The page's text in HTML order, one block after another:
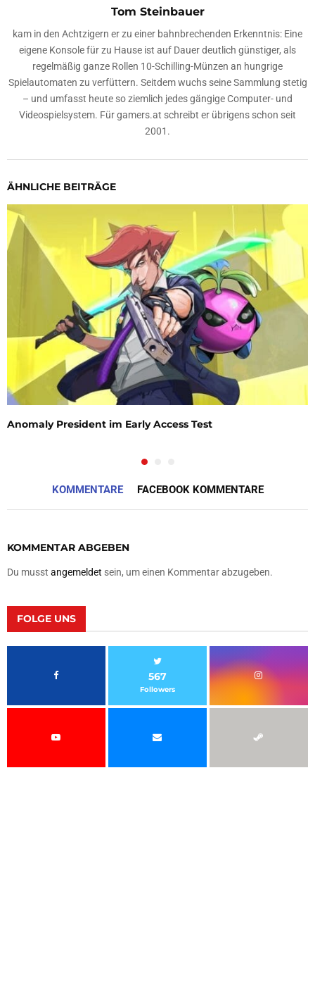
Tom Steinbauer
kam in den Achtzigern er zu einer bahnbrechenden Erkenntnis: Eine
eigene Konsole für zu Hause ist auf Dauer deutlich günstiger, als
regelmäßig ganze Rollen 10-Schilling-Münzen an hungrige
Spielautomaten zu verfüttern. Seitdem wuchs seine Sammlung stetig
– und umfasst heute so ziemlich jedes gängige Computer- und
Videospielsystem. Für gamers.at schreibt er übrigens schon seit
2001.
ÄHNLICHE BEITRÄGE
Anomaly President im Early Access Test
KOMMENTARE FACEBOOK KOMMENTARE
KOMMENTAR ABGEBEN
Du musst angemeldet sein, um einen Kommentar abzugeben.
FOLGE UNS
567
Followers